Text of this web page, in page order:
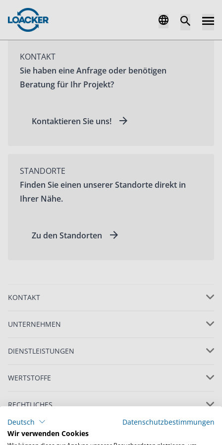
KONTAKT
Sie haben eine Anfrage oder benötigen
Beratung für Ihr Projekt?
Kontaktieren Sie uns!
STANDORTE
Finden Sie einen unserer Standorte direkt in
Ihrer Nähe.
Zu den Standorten
KONTAKT
UNTERNEHMEN
DIENSTLEISTUNGEN
WERTSTOFFE
RECHTLICHES
Deutsch
Datenschutzbestimmungen
Wir verwenden Cookies